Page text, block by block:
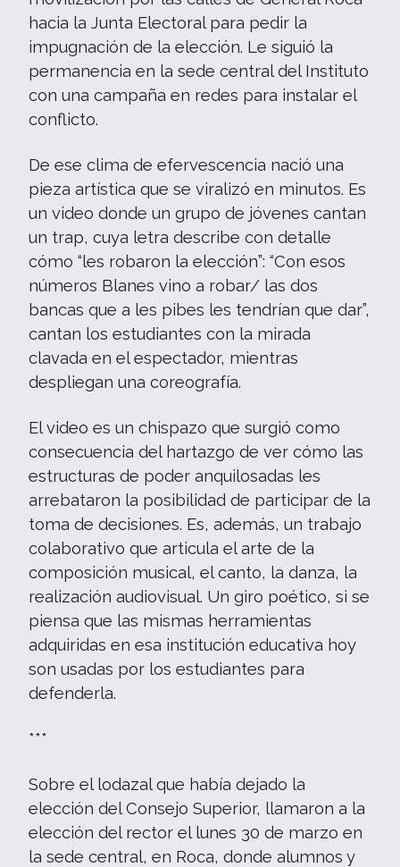
hacia la Junta Electoral para pedir la
impugnación de la elección. Le siguió la
permanencia en la sede central del Instituto
con una campaña en redes para instalar el
conflicto.
De ese clima de efervescencia nació una
pieza artística que se viralizó en minutos. Es
un video donde un grupo de jóvenes cantan
un trap, cuya letra describe con detalle
cómo “les robaron la elección”: “Con esos
números Blanes vino a robar/ las dos
bancas que a les pibes les tendrían que dar”,
cantan los estudiantes con la mirada
clavada en el espectador, mientras
despliegan una coreografía.
El video es un chispazo que surgió como
consecuencia del hartazgo de ver cómo las
estructuras de poder anquilosadas les
arrebataron la posibilidad de participar de la
toma de decisiones. Es, además, un trabajo
colaborativo que articula el arte de la
composición musical, el canto, la danza, la
realización audiovisual. Un giro poético, si se
piensa que las mismas herramientas
adquiridas en esa institución educativa hoy
son usadas por los estudiantes para
defenderla.
***
Sobre el lodazal que había dejado la
elección del Consejo Superior, llamaron a la
elección del rector el lunes 30 de marzo en
la sede central, en Roca, donde alumnos y